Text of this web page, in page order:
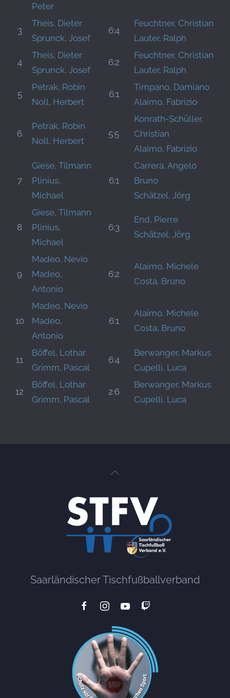
Peter
3
Theis, Dieter
Sprunck, Josef
6:4
Feuchtner, Christian
Lauter, Ralph
4
Theis, Dieter
Sprunck, Josef
6:2
Feuchtner, Christian
Lauter, Ralph
5
Petrak, Robin
Noll, Herbert
6:1
Timpano, Damiano
Alaimo, Fabrizio
6
Petrak, Robin
Noll, Herbert
5:5
Konrath-Schüller,
Christian
Alaimo, Fabrizio
7
Giese, Tilmann
Plinius,
Michael
6:1
Carrera, Angelo
Bruno
Schätzel, Jörg
8
Giese, Tilmann
Plinius,
Michael
6:3
End, Pierre
Schätzel, Jörg
9
Madeo, Nevio
Madeo,
Antonio
6:2
Alaimo, Michele
Costa, Bruno
10
Madeo, Nevio
Madeo,
Antonio
6:1
Alaimo, Michele
Costa, Bruno
11
Böffel, Lothar
Grimm, Pascal
6:4
Berwanger, Markus
Cupelli, Luca
12
Böffel, Lothar
Grimm, Pascal
2:6
Berwanger, Markus
Cupelli, Luca
Saarländischer Tischfußballverband